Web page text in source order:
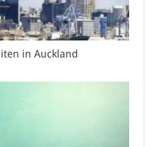
in Auckland